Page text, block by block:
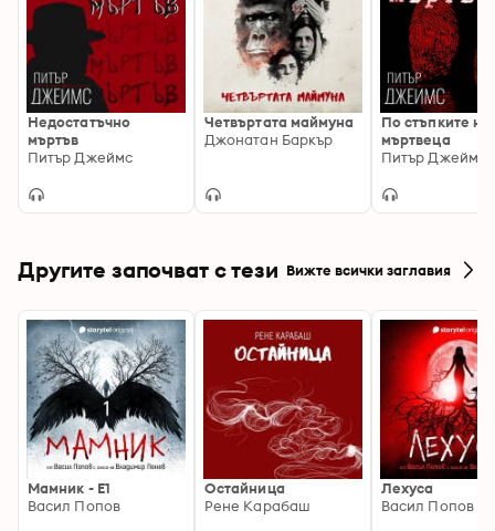
Недостатъчно
мъртъв
Питър Джеймс
Четвъртата маймуна
Джонатан Баркър
По стъпките на
мъртвеца
Питър Джеймс
Другите започват с тези Вижте всички заглавия
Мамник - E1
Васил Попов
Остайница
Рене Карабаш
Лехуса
Васил Попов